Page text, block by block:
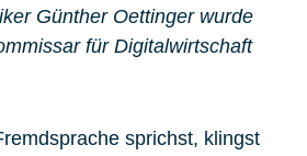
Günther Oettinger wurde
für Digitalwirtschaft
sprichst, klingst